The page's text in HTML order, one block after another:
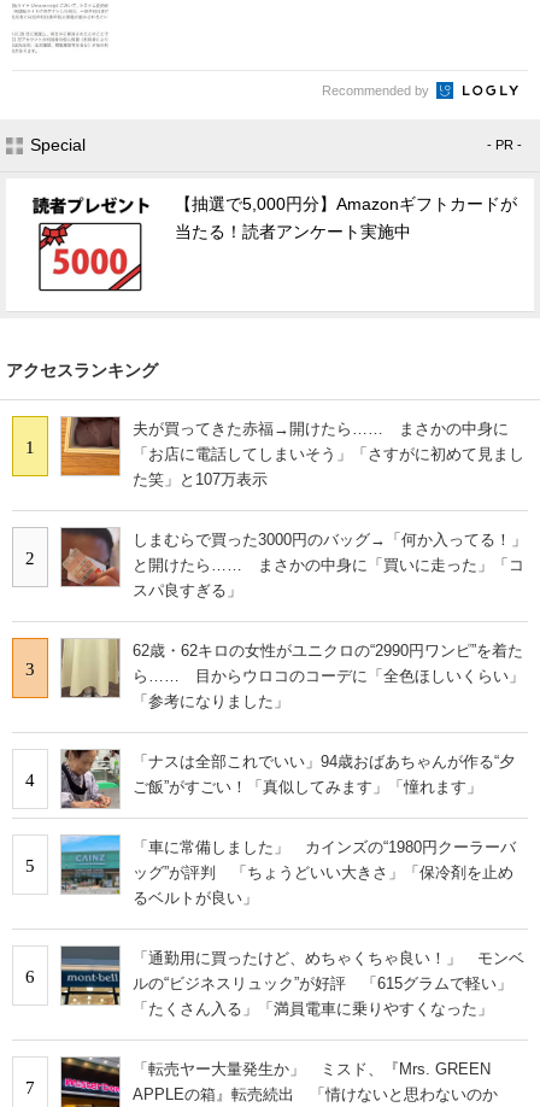
Recommended by
Special - PR -
【抽選で5,000円分】Amazonギフトカードが
当たる！読者アンケート実施中
アクセスランキング
1
夫が買ってきた赤福→開けたら…… まさかの中身に
「お店に電話してしまいそう」「さすがに初めて見まし
た笑」と107万表示
2
しまむらで買った3000円のバッグ→「何か入ってる！」
と開けたら…… まさかの中身に「買いに走った」「コ
スパ良すぎる」
3
62歳・62キロの女性がユニクロの“2990円ワンピ”を着た
ら…… 目からウロコのコーデに「全色ほしいくらい」
「参考になりました」
4
「ナスは全部これでいい」94歳おばあちゃんが作る“夕
ご飯”がすごい！「真似してみます」「憧れます」
5
「車に常備しました」 カインズの“1980円クーラーバ
ッグ”が評判 「ちょうどいい大きさ」「保冷剤を止め
るベルトが良い」
6
「通勤用に買ったけど、めちゃくちゃ良い！」 モンベ
ルの“ビジネスリュック”が好評 「615グラムで軽い」
「たくさん入る」「満員電車に乗りやすくなった」
7
「転売ヤー大量発生か」 ミスド、『Mrs. GREEN
APPLEの箱』転売続出 「情けないと思わないのか